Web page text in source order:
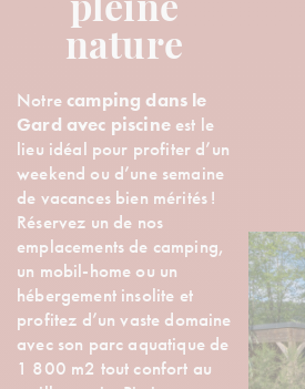
pleine
nature
Notre camping dans le
Gard avec piscineest le
lieu idéal pour profiter d’un
weekend ou d’une semaine
de vacances bien mérités !
Réservez un de nos
emplacements de camping,
un mobil-home ou un
hébergement insolite et
profitez d’un vaste domaine
avec son parc aquatique de
1 800 m2 tout confort au